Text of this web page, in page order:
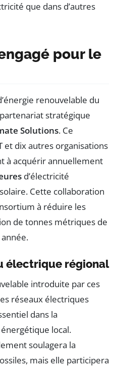
que dans d’autres
pour le
renouvelable du
stratégique
Solutions. Ce
et dix autres organisations
à acquérir annuellement
d’électricité
Cette collaboration
à réduire les
de tonnes métriques de
électrique régional
introduite par ces
réseaux électriques
dans la
local.
soulagera la
mais elle participera